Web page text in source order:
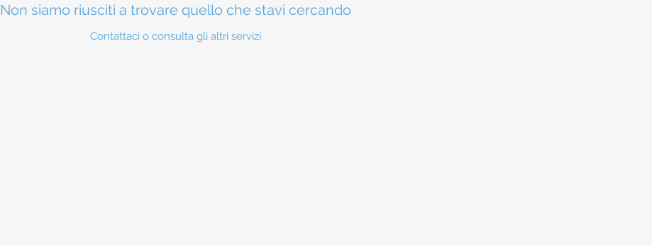
Non siamo riusciti a trovare quello che stavi cercando
Contattaci o consulta gli altri servizi